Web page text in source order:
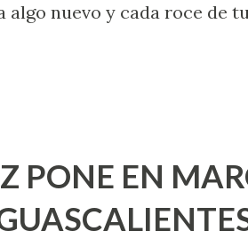
nuevo y cada roce de
cuando aún no conoces ni
quienes ya han
en el tema. Siempre
PONE EN